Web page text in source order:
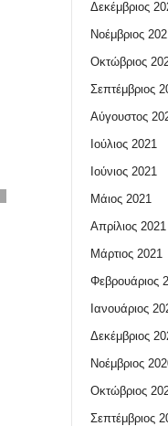
Δεκέμβριος
Νοέμβριος
Οκτώβριος
Σεπτέμβριος
Αύγουστος
Ιούλιος 2021
Ιούνιος 2021
Μάιος 2021
Απρίλιος 2021
Μάρτιος 2021
Φεβρουάριος
Ιανουάριος
Δεκέμβριος
Νοέμβριος
Οκτώβριος
Σεπτέμβριος